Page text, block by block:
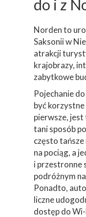
do i z
Norden to
Saksonii w
atrakcji
krajobrazy,
zabytkowe
Pojechanie
być
pierwsze,
tani sposób
często
na pociąg, a
i przestronne
podróżnym
Ponadto,
liczne
dostęp do